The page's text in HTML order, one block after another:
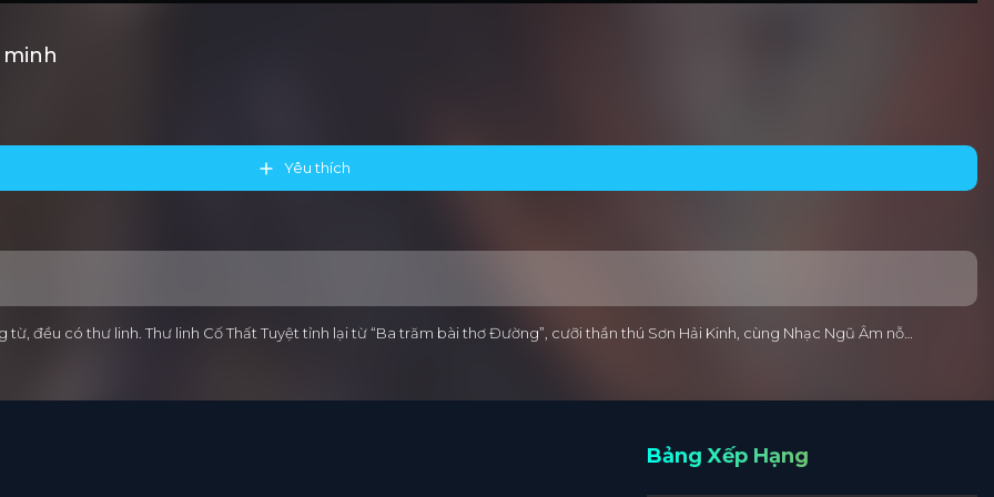
Yêu thích
đều có thư linh. Thư linh Cố Thất Tuyệt tỉnh lại từ “Ba trăm bài thơ Đường”, cưỡi thần thú Sơn Hải Kinh, cùng Nhạc Ngũ Âm nỗ…
Bảng Xếp Hạng